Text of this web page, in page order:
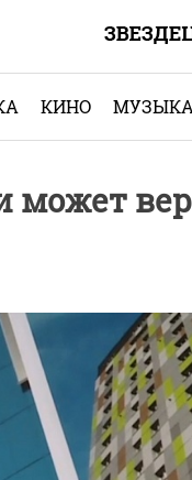
КИНО МУЗЫКА
может